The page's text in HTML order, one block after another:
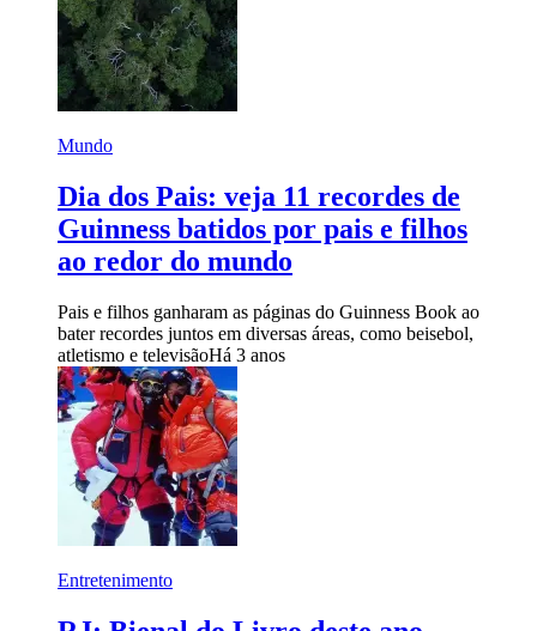
Mundo
Dia dos Pais: veja 11 recordes de
Guinness batidos por pais e filhos
ao redor do mundo
Pais e filhos ganharam as páginas do Guinness Book ao
bater recordes juntos em diversas áreas, como beisebol,
atletismo e televisãoHá 3 anos
Entretenimento